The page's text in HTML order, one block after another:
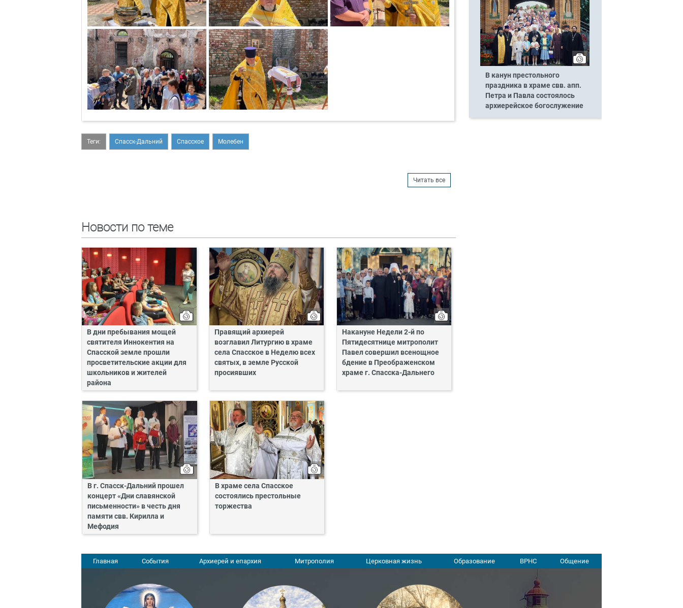
Теги: Спасск-Дальний Спасское Молебен
Читать все
Новости по теме
В дни пребывания мощей
святителя Иннокентия на
Спасской земле прошли
просветительские акции для
школьников и жителей
района
Правящий архиерей
возглавил Литургию в храме
села Спасское в Неделю всех
святых, в земле Русской
просиявших
Накануне Недели 2-й по
Пятидесятнице митрополит
Павел совершил всенощное
бдение в Преображенском
храме г. Спасска-Дальнего
В г. Спасск-Дальний прошел
концерт «Дни славянской
письменности» в честь дня
памяти свв. Кирилла и
Мефодия
В храме села Спасское
состоялись престольные
торжества
В канун престольного
праздника в храме свв. апп.
Петра и Павла состоялось
архиерейское богослужение
Главная События Архиерей и епархия Митрополия Церковная жизнь Образование ВРНС Общение